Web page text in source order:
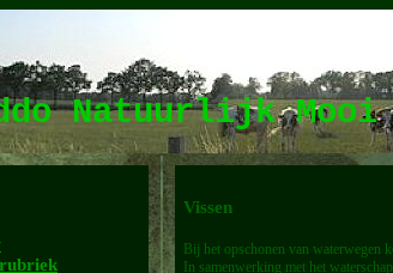
Natuurlijk
Vissen
Bij het opschonen van waterwegen
In samenwerking met het